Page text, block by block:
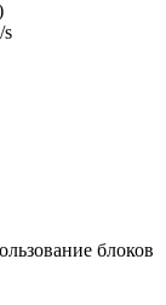
блоков